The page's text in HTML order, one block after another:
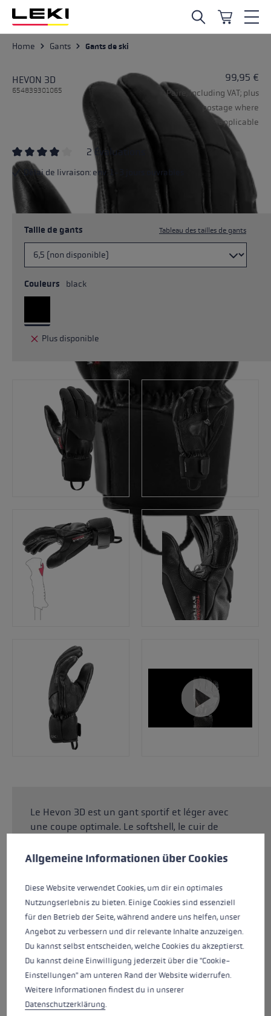
Skip to main content
Home Gants Gants de ski
HEVON 3D
654839301065
99,95 €
Paire, including VAT; plus
postage where
applicable
Average rating of 4 out of 5 stars
2 Évaluations
Délai de livraison: env. 1-3 jours ouvrables
Taille de gants Tableau des tailles de gants
Couleurs black
Plus disponible
Le Hevon 3D est un gant sportif et léger avec
une coupe optimale. Le softshell, le cuir de
une membrane SOFT-TEX®, assurent
Hevon 3D est reste cependant très souple pour
vous offrir une belle sensation de confort et de
bien-être. La couche fonctionnelle Superloft
assure l'isolation thermique et garde les mains
au chaud. La manchette souple s'étend
largement sur l'avant-bras et empêche la
formation d'un pont thermique au niveau du
poignet. Un empiècement antidérapant placé
sur le cuir de chevreau, dans la paume de la
This website uses cookies to give you the best possible experience.
Allgemeine Informationen über Cookies
Diese Website verwendet Cookies, um dir ein optimales
Nutzungserlebnis zu bieten. Einige Cookies sind essenziell
für den Betrieb der Seite, während andere uns helfen, unser
Angebot zu verbessern und dir relevante Inhalte anzuzeigen.
Du kannst selbst entscheiden, welche Cookies du akzeptierst.
Du kannst deine Einwilligung jederzeit über die "Cookie-
Einstellungen" am unteren Rand der Website widerrufen.
Weitere Informationen findest du in unserer
Datenschutzerklärung.